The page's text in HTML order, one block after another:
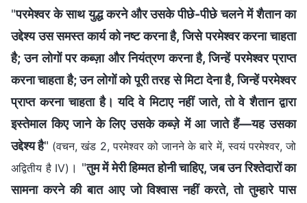
"परमेश्वर के साथ युद्ध करने और उसके पीछे-पीछे चलने में शैतान का
उद्देश्य उस समस्त कार्य को नष्ट करना है, जिसे परमेश्वर करना चाहता
है; उन लोगों पर कब्ज़ा और नियंत्रण करना है, जिन्हें परमेश्वर प्राप्त
करना चाहता है; उन लोगों को पूरी तरह से मिटा देना है, जिन्हें परमेश्वर
प्राप्त करना चाहता है। यदि वे मिटाए नहीं जाते, तो वे शैतान द्वारा
इस्तेमाल किए जाने के लिए उसके कब्ज़े में आ जाते हैं—यह उसका
उद्देश्य है" (वचन, खंड 2, परमेश्वर को जानने के बारे में, स्वयं परमेश्वर, जो
अद्वितीय है IV) । "तुम में मेरी हिम्मत होनी चाहिए, जब उन रिश्तेदारों का
सामना करने की बात आए जो विश्वास नहीं करते, तो तुम्हारे पास